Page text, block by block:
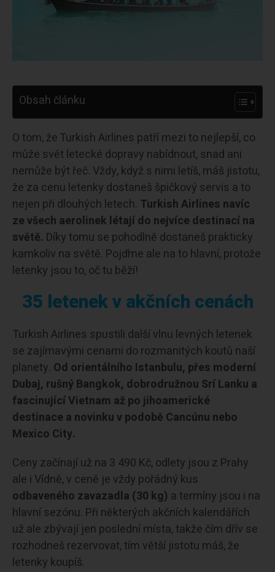
Obsah článku
O tom, že Turkish Airlines patří mezi to nejlepší, co
může svět letecké dopravy nabídnout, snad ani
nemůže být řeč. Vždy, když s nimi letíš, máš jistotu,
že za cenu letenky dostaneš špičkový servis a to
nejen při dlouhých letech. Turkish Airlines navíc
ze všech aerolinek létají do nejvíce destinací na
světě. Díky tomu se pohodlně dostaneš prakticky
kamkoliv na světě. Pojďme ale na to hlavní, protože
letenky jsou to, oč tu běží!
35 letenek v akčních cenách
Turkish Airlines spustili další vlnu levných letenek
se zajímavými cenami do rozmanitých koutů naší
planety. Od orientálního Istanbulu, přes moderní
Dubaj, rušný Bangkok, dobrodružnou Srí Lanku a
fascinující Vietnam až po jihoamerické
destinace a novinku v podobě Cancúnu nebo
Mexico City.
Ceny začínají už na 3 490 Kč, odlety jsou z Prahy
ale i Vídně, v ceně je vždy pořádný kus
odbaveného zavazadla (30 kg) a termíny jsou i na
hlavní sezónu. Při některých akčních kalendářích
už ale zbývají jen poslední místa, takže čím dřív se
rozhodneš rezervovat, tím větší jistotu máš, že
letenky koupíš.